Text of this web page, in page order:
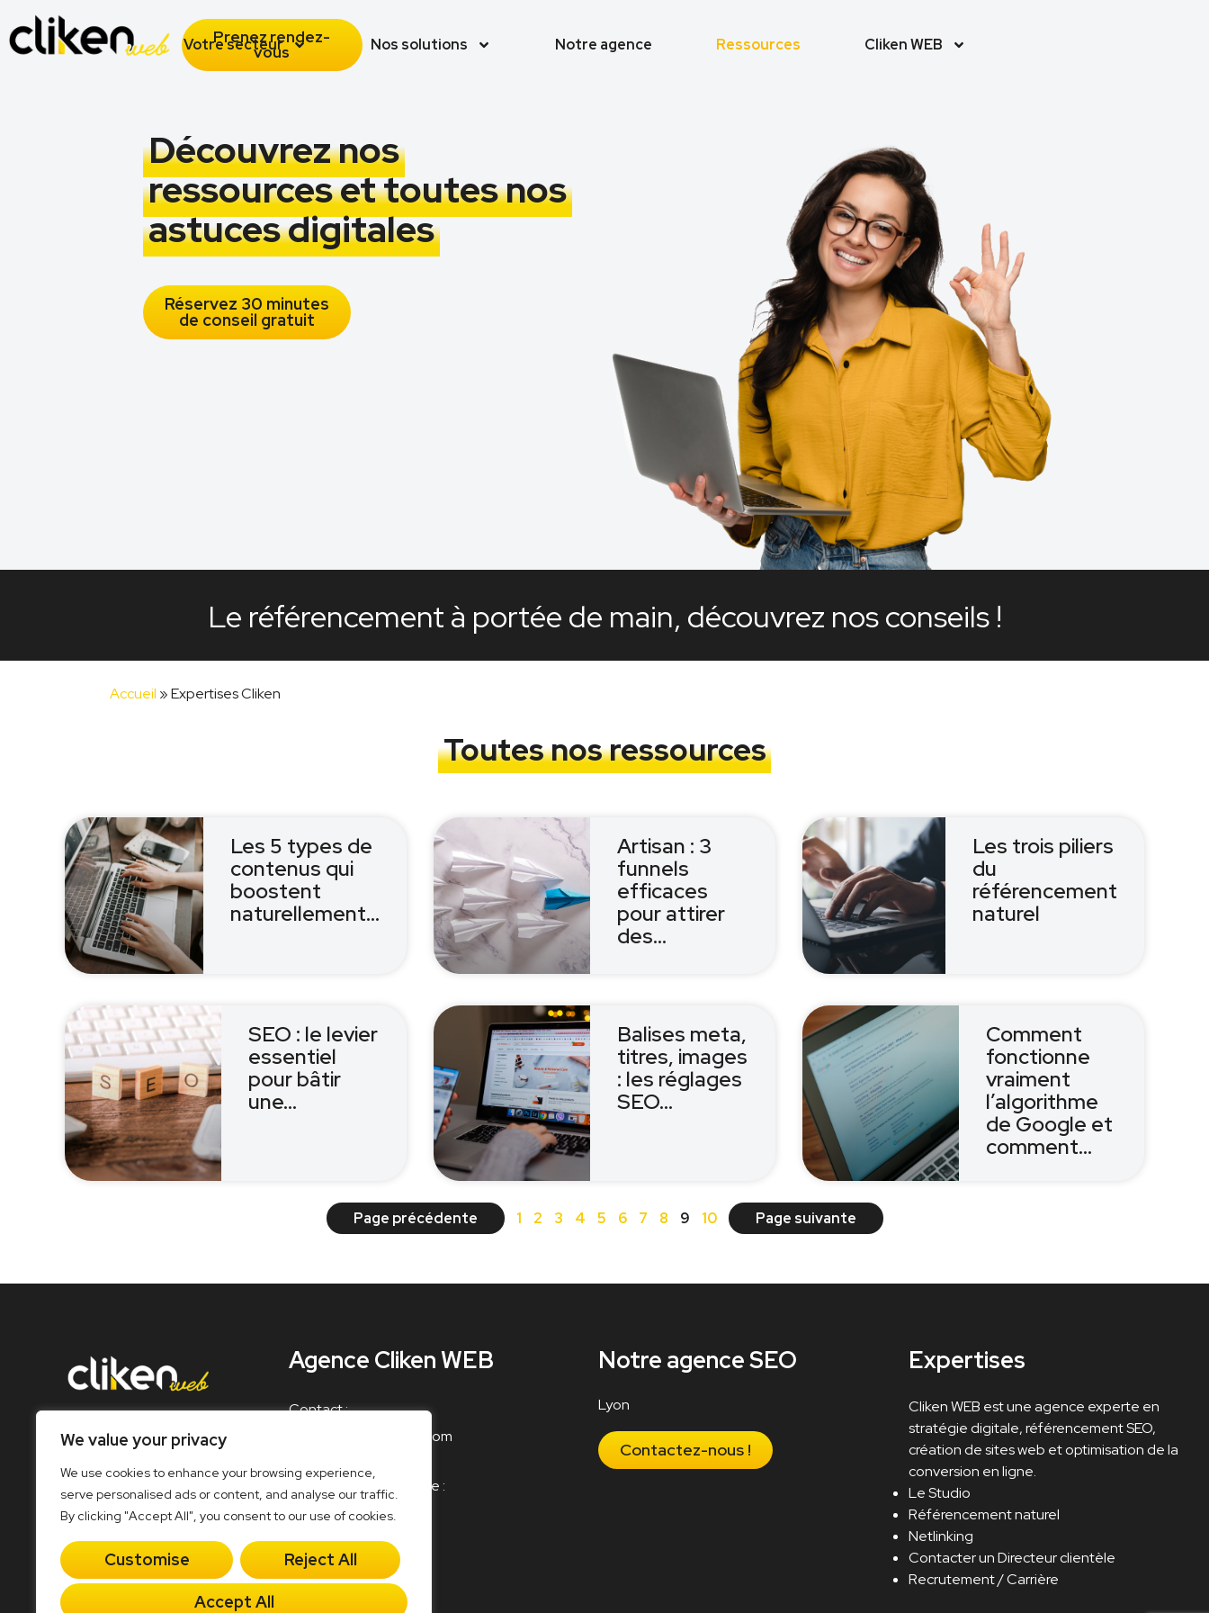
We value your privacy
We use cookies to enhance your browsing experience,
serve personalised ads or content, and analyse our traffic.
By clicking "Accept All", you consent to our use of cookies.
Customise Reject All
Accept All
Votre secteur Nos solutions Notre agence Ressources Cliken WEB
Prenez rendez-
vous
Découvrez nos
ressources et toutes nos
astuces digitales
Réservez 30 minutes
de conseil gratuit
Le référencement à portée de main, découvrez nos conseils !
Accueil »Expertises Cliken
Toutes nos ressources
Les 5 types de
contenus qui
boostent
naturellement…
Artisan : 3
funnels
efficaces
pour attirer
des…
Les trois piliers
du
référencement
naturel
SEO : le levier
essentiel
pour bâtir
une…
Balises meta,
titres, images
: les réglages
SEO…
Comment
fonctionne
vraiment
l’algorithme
de Google et
comment…
Page précédente 1 2 3 4 5 6 7 8 9 10 Page suivante
Agence Cliken WEB
Contact :
contact@cliken-web.com
Standard téléphonique :
09 82 55 22 35
Notre agence SEO
Lyon
Contactez-nous !
Expertises
Cliken WEB est une agence experte en
stratégie digitale, référencement SEO,
création de sites web et optimisation de la
conversion en ligne.
Le Studio
Référencement naturel
Netlinking
Contacter un Directeur clientèle
Recrutement / Carrière